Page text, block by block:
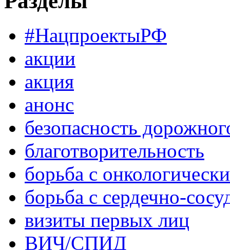
#НацпроектыРФ
акции
акция
анонс
безопасность
благотворительность
борьба с
борьба с сердечно-
визиты первых лиц
ВИЧ/СПИД